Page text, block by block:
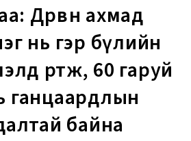
Дөрвөн ахмад
нь гэр бүлийн
өртөж, 60 гаруй
ганцаардлын
байна